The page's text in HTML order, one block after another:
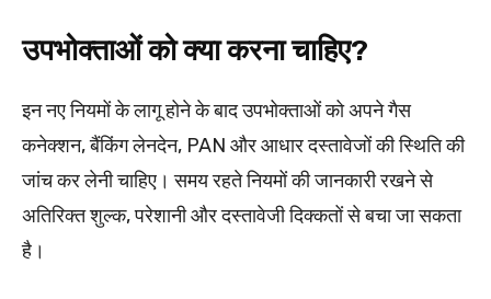
उपभोक्ताओं को क्या करना चाहिए?
इन नए नियमों के लागू होने के बाद उपभोक्ताओं को अपने गैस
कनेक्शन, बैंकिंग लेनदेन, PAN और आधार दस्तावेजों की स्थिति की
जांच कर लेनी चाहिए। समय रहते नियमों की जानकारी रखने से
अतिरिक्त शुल्क, परेशानी और दस्तावेजी दिक्कतों से बचा जा सकता
है।